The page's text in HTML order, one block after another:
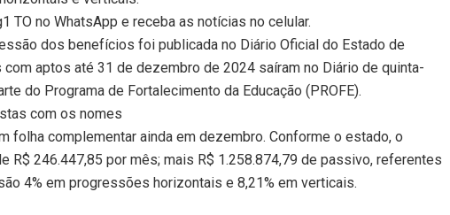
TO no WhatsApp e receba as notícias no celular.
dos benefícios foi publicada no Diário Oficial do Estado de
aptos até 31 de dezembro de 2024 saíram no Diário de quinta-
do Programa de Fortalecimento da Educação (PROFE).
com os nomes
folha complementar ainda em dezembro. Conforme o estado, o
R$ 246.447,85 por mês; mais R$ 1.258.874,79 de passivo, referentes
4% em progressões horizontais e 8,21% em verticais.